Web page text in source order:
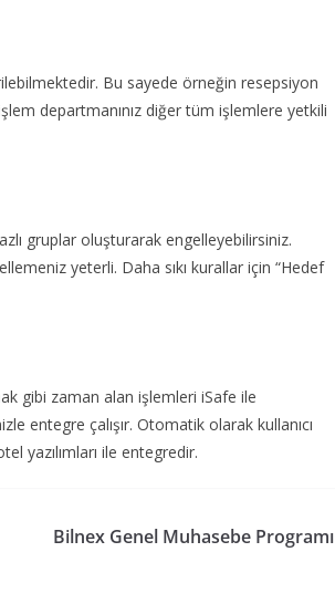
Bu sayede örneğin resepsiyon
departmanınız diğer tüm işlemlere yetkili
gruplar oluşturarak engelleyebilirsiniz.
yeterli. Daha sıkı kurallar için “Hedef
gibi zaman alan işlemleri iSafe ile
entegre çalışır. Otomatik olarak kullanıcı
yazılımları ile entegredir.
Bilnex Genel Muhasebe Programı